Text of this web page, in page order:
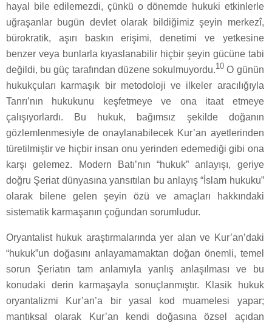
hayal bile edilemezdi, çünkü o dönemde hukuki etkinlerle
uğraşanlar bugün devlet olarak bildiğimiz şeyin merkezî,
bürokratik, aşırı baskın erişimi, denetimi ve yetkesine
benzer veya bunlarla kıyaslanabilir hiçbir şeyin gücüne tabi
değildi, bu güç tarafından düzene sokulmuyordu.10 O günün
hukukçuları karmaşık bir metodoloji ve ilkeler aracılığıyla
Tanrı’nın hukukunu keşfetmeye ve ona itaat etmeye
çalışıyorlardı. Bu hukuk, bağımsız şekilde doğanın
gözlemlenmesiyle de onaylanabilecek Kur’an ayetlerinden
türetilmiştir ve hiçbir insan onu yerinden edemediği gibi ona
karşı gelemez. Modern Batı’nın “hukuk” anlayışı, geriye
doğru Şeriat dünyasına yansıtılan bu anlayış “İslam hukuku”
olarak bilene gelen şeyin özü ve amaçları hakkındaki
sistematik karmaşanın çoğundan sorumludur.
Oryantalist hukuk araştırmalarında yer alan ve Kur’an’daki
“hukuk”un doğasını anlayamamaktan doğan önemli, temel
sorun Şeriatın tam anlamıyla yanlış anlaşılması ve bu
konudaki derin karmaşayla sonuçlanmıştır. Klasik hukuk
oryantalizmi Kur’an’a bir yasal kod muamelesi yapar;
mantıksal olarak Kur’an kendi doğasına özsel açıdan